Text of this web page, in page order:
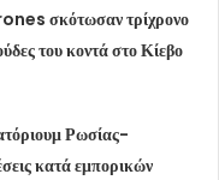
σκότωσαν τρίχρονο
του κοντά στο Κίεβο
Ρωσίας-
κατά εμπορικών